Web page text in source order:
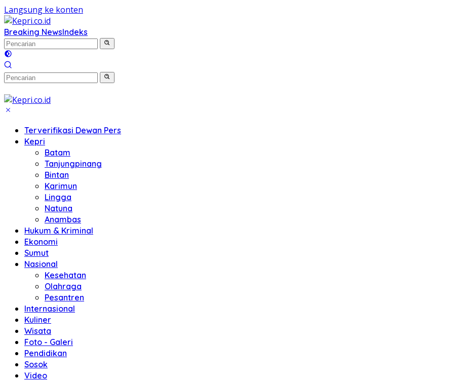
Langsung ke konten
Breaking NewsIndeks
Terverifikasi Dewan Pers
Kepri
Batam
Tanjungpinang
Bintan
Karimun
Lingga
Natuna
Anambas
Hukum & Kriminal
Ekonomi
Sumut
Nasional
Kesehatan
Olahraga
Pesantren
Internasional
Kuliner
Wisata
Foto - Galeri
Pendidikan
Sosok
Video